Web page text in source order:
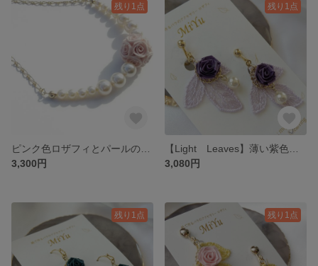
残り1点
3,300円
残り1点
3,080円
残り1点 残り1点